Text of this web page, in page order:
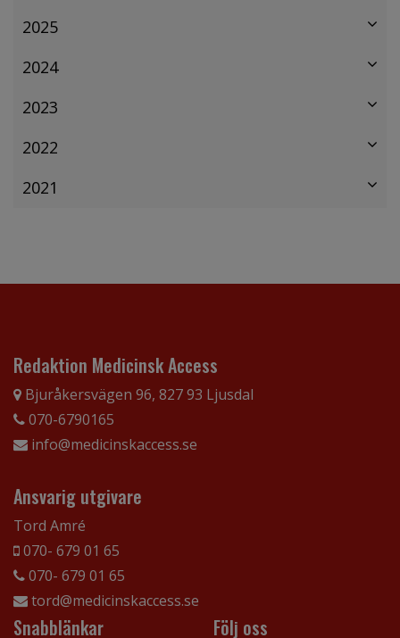
2025
2024
2023
2022
2021
Redaktion Medicinsk Access
Bjuråkersvägen 96, 827 93 Ljusdal
070-6790165
info@medicinskaccess.se
Ansvarig utgivare
Tord Amré
070- 679 01 65
070- 679 01 65
tord@medicinskaccess.se
Snabblänkar Följ oss